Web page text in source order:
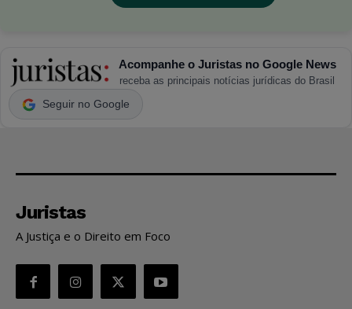
Acompanhe o Juristas no Google News
receba as principais notícias jurídicas do Brasil
Seguir no Google
Juristas
A Justiça e o Direito em Foco